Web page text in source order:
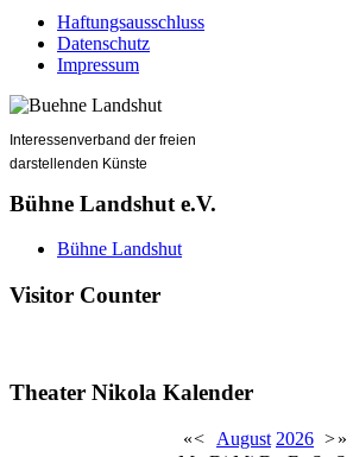
Haftungsausschluss
Datenschutz
Impressum
Interessenverband der freien
darstellenden Künste
Bühne Landshut e.V.
Bühne Landshut
Visitor Counter
Theater Nikola Kalender
«< August 2026 >»